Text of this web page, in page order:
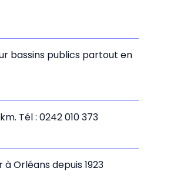
bassins publics partout en
Tél : 0242 010 373
Orléans depuis 1923